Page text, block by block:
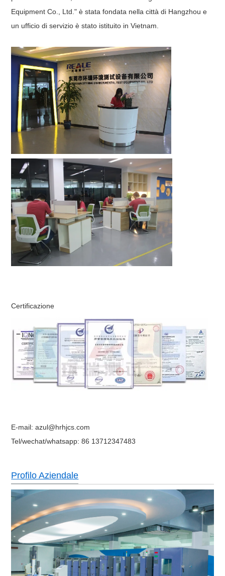
Equipment Co., Ltd." è stata fondata nella città di Hangzhou e
un ufficio di servizio è stato istituito in Vietnam.
Certificazione
E-mail: azul@hrhjcs.com
Tel/wechat/whatsapp: 86 13712347483
Profilo Aziendale